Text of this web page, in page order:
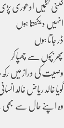
کتنی نظمیں ادھوری
انہیں دیکھتا ہوں
ڈر جاتا ہوں
پھر بچوں سے چھپا کر
وصیت کی دراز میں
گویا خالد ریاض
وہ اپنے حال سے